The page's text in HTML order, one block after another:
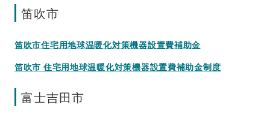
笛吹市
笛吹市住宅用地球温暖化対策機器設置費補助金
笛吹市 住宅用地球温暖化対策機器設置費補助金制度
富士吉田市